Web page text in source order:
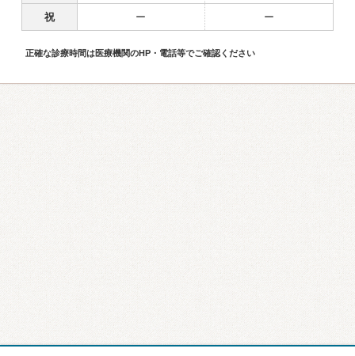
祝 ー ー
正確な診療時間は医療機関のHP・電話等でご確認ください